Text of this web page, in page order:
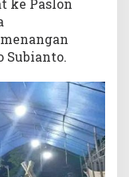
Subianto.